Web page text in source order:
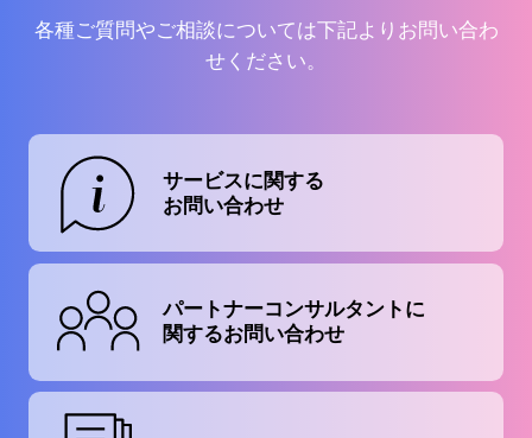
各種ご質問やご相談については下記よりお問い合わ
せください。
サービスに関する
お問い合わせ
パートナーコンサルタントに
関するお問い合わせ